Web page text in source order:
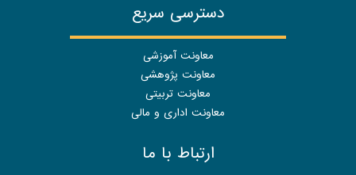
دسترسی سریع
معاونت آموزشی
معاونت پژوهشی
معاونت تربیتی
معاونت اداری و مالی
ارتباط با ما